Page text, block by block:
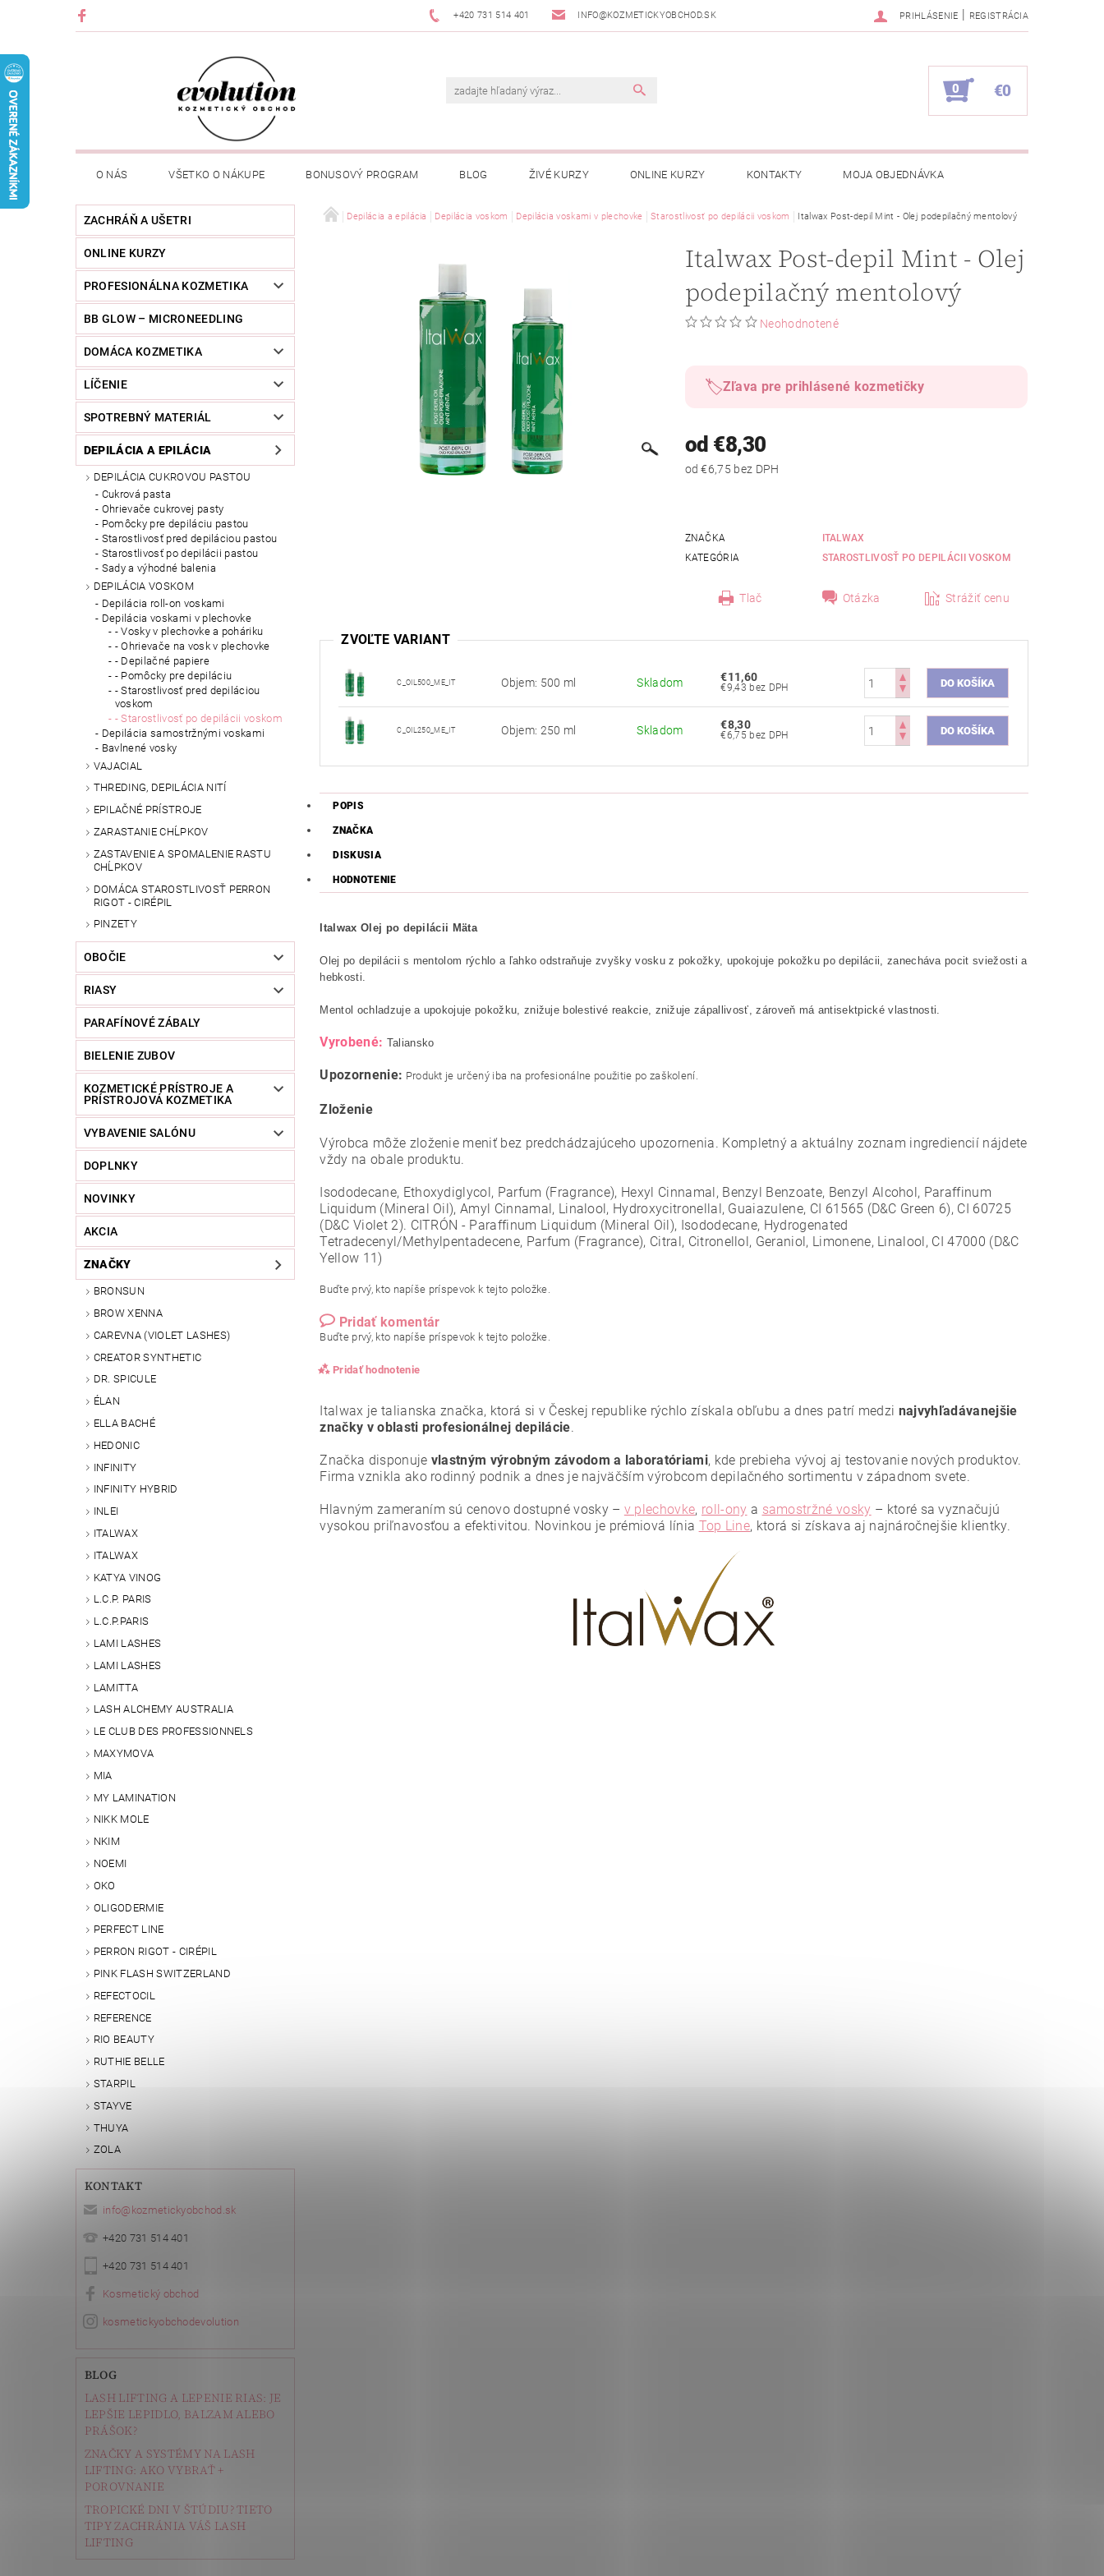
+420 731 514 401 INFO@KOZMETICKYOBCHOD.SK PRIHLÁSENIE | REGISTRÁCIA
0 €0
O NÁS VŠETKO O NÁKUPE BONUSOVÝ PROGRAM BLOG ŽIVÉ KURZY ONLINE KURZY KONTAKTY MOJA OBJEDNÁVKA
ZACHRÁŇ A UŠETRI
ONLINE KURZY
PROFESIONÁLNA KOZMETIKA
BB GLOW – MICRONEEDLING
DOMÁCA KOZMETIKA
LÍČENIE
SPOTREBNÝ MATERIÁL
DEPILÁCIA A EPILÁCIA
DEPILÁCIA CUKROVOU PASTOU
Cukrová pasta
Ohrievače cukrovej pasty
Pomôcky pre depiláciu pastou
Starostlivosť pred depiláciou pastou
Starostlivosť po depilácii pastou
Sady a výhodné balenia
DEPILÁCIA VOSKOM
Depilácia roll-on voskami
Depilácia voskami v plechovke
- Vosky v plechovke a poháriku
- Ohrievače na vosk v plechovke
- Depilačné papiere
- Pomôcky pre depiláciu
- Starostlivosť pred depiláciou
voskom
- Starostlivosť po depilácii voskom
Depilácia samostržnými voskami
Bavlnené vosky
VAJACIAL
THREDING, DEPILÁCIA NITÍ
EPILAČNÉ PRÍSTROJE
ZARASTANIE CHĹPKOV
ZASTAVENIE A SPOMALENIE RASTU
CHĹPKOV
DOMÁCA STAROSTLIVOSŤ PERRON
RIGOT - CIRÉPIL
PINZETY
OBOČIE
RIASY
PARAFÍNOVÉ ZÁBALY
BIELENIE ZUBOV
KOZMETICKÉ PRÍSTROJE A
PRÍSTROJOVÁ KOZMETIKA
VYBAVENIE SALÓNU
DOPLNKY
NOVINKY
AKCIA
ZNAČKY
BRONSUN
BROW XENNA
CAREVNA (VIOLET LASHES)
CREATOR SYNTHETIC
DR. SPICULE
ÉLAN
ELLA BACHÉ
HEDONIC
INFINITY
INFINITY HYBRID
INLEI
ITALWAX
ITALWAX
KATYA VINOG
L.C.P. PARIS
L.C.P.PARIS
LAMI LASHES
LAMI LASHES
LAMITTA
LASH ALCHEMY AUSTRALIA
LE CLUB DES PROFESSIONNELS
MAXYMOVA
MIA
MY LAMINATION
NIKK MOLE
NKIM
NOEMI
OKO
OLIGODERMIE
PERFECT LINE
PERRON RIGOT - CIRÉPIL
PINK FLASH SWITZERLAND
REFECTOCIL
REFERENCE
RIO BEAUTY
RUTHIE BELLE
STARPIL
STAYVE
THUYA
ZOLA
KONTAKT
info@ kozmetickyobchod.sk
+420 731 514 401
+420 731 514 401
Kosmetický obchod
kosmetickyobchodevolution
BLOG
LASH LIFTING A LEPENIE RIAS: JE
LEPŠIE LEPIDLO, BALZAM ALEBO
PRÁŠOK?
ZNAČKY A SYSTÉMY NA LASH
LIFTING: AKO VYBRAŤ +
POROVNANIE
TROPICKÉ DNI V ŠTÚDIU? TIETO
TIPY ZACHRÁNIA VÁŠ LASH
LIFTING
Depilácia a epilácia Depilácia voskom Depilácia voskami v plechovke Starostlivosť po depilácii voskom Italwax Post-depil Mint - Olej podepilačný mentolový
Italwax Post-depil Mint - Olej
podepilačný mentolový
Neohodnotené
🏷️Zľava pre prihlásené kozmetičky
od €8,30
od €6,75 bez DPH
ZNAČKA
ITALWAX
KATEGÓRIA
STAROSTLIVOSŤ PO DEPILÁCII VOSKOM
Tlač Otázka Strážiť cenu
ZVOĽTE VARIANT
C_OIL500_ME_IT Objem: 500 ml Skladom €11,60
€9,43 bez DPH
C_OIL250_ME_IT Objem: 250 ml Skladom €8,30
€6,75 bez DPH
POPIS
ZNAČKA
DISKUSIA
HODNOTENIE
Italwax Olej po depilácii Mäta
Olej po depilácii s mentolom rýchlo a ľahko odstraňuje zvyšky vosku z pokožky, upokojuje pokožku po depilácii, zanecháva pocit sviežosti a
hebkosti.
Mentol ochladzuje a upokojuje pokožku, znižuje bolestivé reakcie, znižuje zápallivosť, zároveň má antisektpické vlastnosti.
Vyrobené: Taliansko
Upozornenie: Produkt je určený iba na profesionálne použitie po zaškolení.
Zloženie
Výrobca môže zloženie meniť bez predchádzajúceho upozornenia. Kompletný a aktuálny zoznam ingrediencií nájdete
vždy na obale produktu.
Isododecane, Ethoxydiglycol, Parfum (Fragrance), Hexyl Cinnamal, Benzyl Benzoate, Benzyl Alcohol, Paraffinum
Liquidum (Mineral Oil), Amyl Cinnamal, Linalool, Hydroxycitronellal, Guaiazulene, CI 61565 (D&C Green 6), CI 60725
(D&C Violet 2). CITRÓN - Paraffinum Liquidum (Mineral Oil), Isododecane, Hydrogenated
Tetradecenyl/Methylpentadecene, Parfum (Fragrance), Citral, Citronellol, Geraniol, Limonene, Linalool, CI 47000 (D&C
Yellow 11)
Buďte prvý, kto napíše príspevok k tejto položke.
Pridať komentár
Buďte prvý, kto napíše príspevok k tejto položke.
Pridať hodnotenie
podmienkami ochrany osobných údajov
Italwax je talianska značka, ktorá si v Českej republike rýchlo získala obľubu a dnes patrí medzi najvyhľadávanejšie
značky v oblasti profesionálnej depilácie.
Značka disponuje vlastným výrobným závodom a laboratóriami, kde prebieha vývoj aj testovanie nových produktov.
Firma vznikla ako rodinný podnik a dnes je najväčším výrobcom depilačného sortimentu v západnom svete.
Hlavným zameraním sú cenovo dostupné vosky – v plechovke, roll-ony a samostržné vosky – ktoré sa vyznačujú
vysokou priľnavosťou a efektivitou. Novinkou je prémiová línia Top Line, ktorá si získava aj najnáročnejšie klientky.